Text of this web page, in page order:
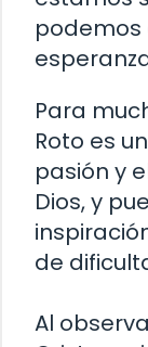
podemos
Para
Roto es
pasión y
Dios, y
de
Al